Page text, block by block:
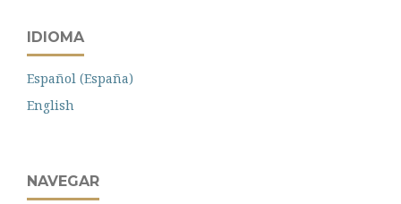
IDIOMA
Español (España)
English
NAVEGAR